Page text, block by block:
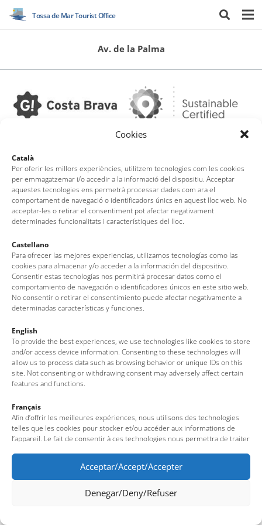
Cookies
Català
Per oferir les millors experiències, utilitzem tecnologies com les cookies
per emmagatzemar i/o accedir a la informació del dispositiu. Acceptar
aquestes tecnologies ens permetrà processar dades com ara el
comportament de navegació o identificadors únics en aquest lloc web. No
acceptar-les o retirar el consentiment pot afectar negativament
determinades funcionalitats i característiques del lloc.
Castellano
Para ofrecer las mejores experiencias, utilizamos tecnologías como las
cookies para almacenar y/o acceder a la información del dispositivo.
Consentir estas tecnologías nos permitirá procesar datos como el
comportamiento de navegación o identificadores únicos en este sitio web.
No consentir o retirar el consentimiento puede afectar negativamente a
determinadas características y funciones.
English
To provide the best experiences, we use technologies like cookies to store
and/or access device information. Consenting to these technologies will
allow us to process data such as browsing behavior or unique IDs on this
site. Not consenting or withdrawing consent may adversely affect certain
features and functions.
Français
Afin d’offrir les meilleures expériences, nous utilisons des technologies
telles que les cookies pour stocker et/ou accéder aux informations de
l’appareil. Le fait de consentir à ces technologies nous permettra de traiter
uniques sur ce site. Le fait de ne pas consentir ou de retirer son
consentement peut avoir un effet négatif sur certaines fonctionnalités et
caractéristiques du site.
Acceptar/Accept/Accepter
Denegar/Deny/Refuser
Tossa de Mar Tourist Office
Av. de la Palma
Tossa de Mar Tourist Office
Av. del Pelegrí, 25 – Edifici La Nau · 17320 – Tossa de Mar
(Girona – Costa Brava)
Tel: + 00 34 972 340 108 · Mail: info@visittossa.com